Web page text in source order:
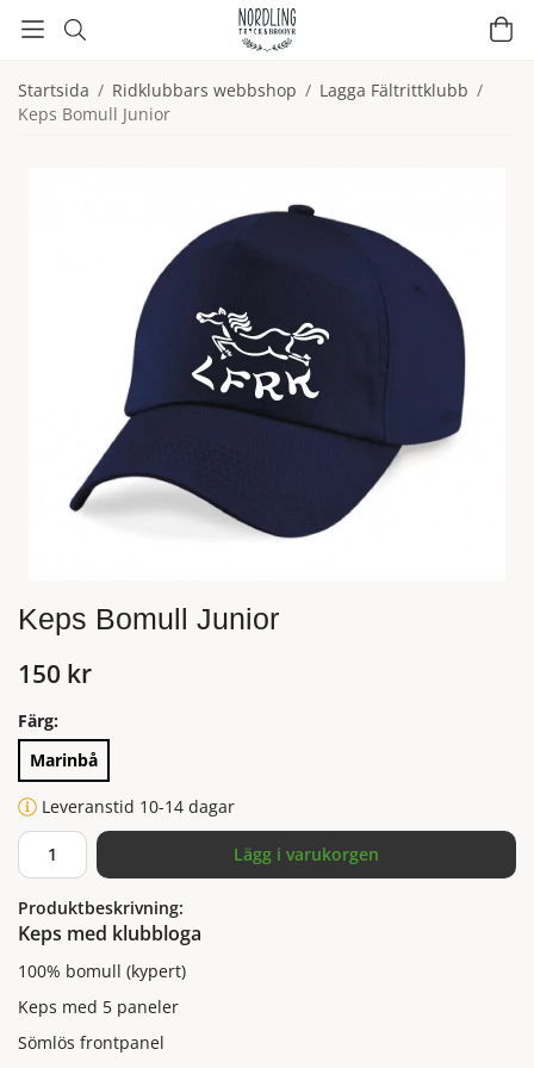
Startsida / Ridklubbars webbshop / Lagga Fältrittklubb /
Keps Bomull Junior
Keps Bomull Junior
150 kr
Färg:
Marinbå
Leveranstid 10-14 dagar
Lägg i varukorgen
Produktbeskrivning:
Keps med klubbloga
100% bomull (kypert)
Keps med 5 paneler
Sömlös frontpanel